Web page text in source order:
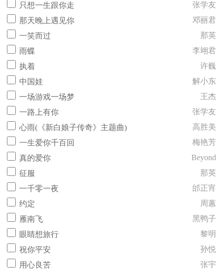
只想一生跟你走
张学友
那天晚上遇见你
邓丽君
一笑而过
那英
雨蝶
李翊君
执着
许巍
中国娃
解小东
一场游戏一场梦
王杰
一路上有你
张学友
心雨(《新白娘子传奇》主题曲)
高胜美
一生爱你千百回
梅艳芳
真的爱你
Beyond
征服
那英
一千零一夜
邰正宵
约定
周蕙
雁南飞
黑鸭子
眼睛想旅行
黎明
祝你平安
孙悦
用心良苦
张宇